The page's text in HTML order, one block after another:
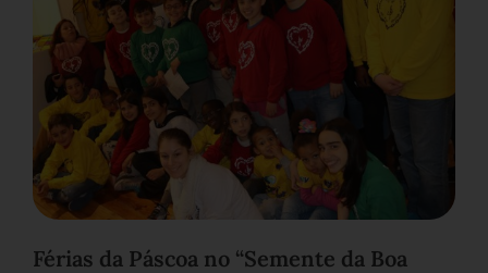
Férias da Páscoa no “Semente da Boa